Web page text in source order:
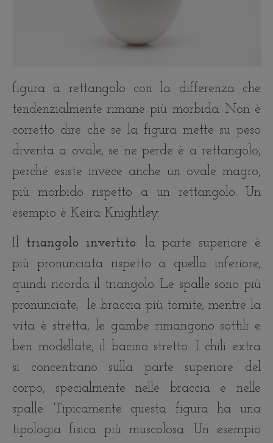
figura a rettangolo con la differenza che
tendenzialmente rimane più morbida. Non è
corretto dire che se la figura mette su peso
diventa a ovale, se ne perde è a rettangolo,
perché esiste invece anche un ovale magro,
più morbido rispetto a un rettangolo. Un
esempio è Keira Knightley.
Il triangolo invertito: la parte superiore è
più pronunciata rispetto a quella inferiore,
quindi ricorda il triangolo. Le spalle sono più
pronunciate, le braccia più tornite, mentre la
vita è stretta, le gambe rimangono sottili e
ben modellate, il bacino stretto. I chili extra
si concentrano sulla parte superiore del
corpo, specialmente nelle braccia e nelle
spalle. Tipicamente questa figura ha una
tipologia fisica più muscolosa. Un esempio